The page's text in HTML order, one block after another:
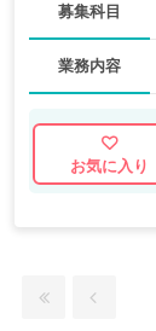
募集科目
業務内容
お気に入り